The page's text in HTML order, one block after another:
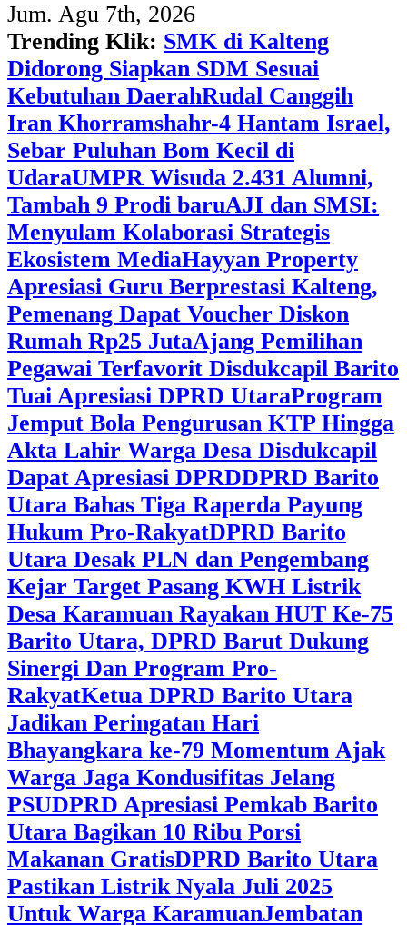
Jum. Agu 7th, 2026
Trending Klik: SMK di Kalteng
Didorong Siapkan SDM Sesuai
Kebutuhan DaerahRudal Canggih
Iran Khorramshahr-4 Hantam Israel,
Sebar Puluhan Bom Kecil di
UdaraUMPR Wisuda 2.431 Alumni,
Tambah 9 Prodi baruAJI dan SMSI:
Menyulam Kolaborasi Strategis
Ekosistem MediaHayyan Property
Apresiasi Guru Berprestasi Kalteng,
Pemenang Dapat Voucher Diskon
Rumah Rp25 JutaAjang Pemilihan
Pegawai Terfavorit Disdukcapil Barito
Tuai Apresiasi DPRD UtaraProgram
Jemput Bola Pengurusan KTP Hingga
Akta Lahir Warga Desa Disdukcapil
Dapat Apresiasi DPRDDPRD Barito
Utara Bahas Tiga Raperda Payung
Hukum Pro-RakyatDPRD Barito
Utara Desak PLN dan Pengembang
Kejar Target Pasang KWH Listrik
Desa Karamuan Rayakan HUT Ke-75
Barito Utara, DPRD Barut Dukung
Sinergi Dan Program Pro-
RakyatKetua DPRD Barito Utara
Jadikan Peringatan Hari
Bhayangkara ke-79 Momentum Ajak
Warga Jaga Kondusifitas Jelang
PSUDPRD Apresiasi Pemkab Barito
Utara Bagikan 10 Ribu Porsi
Makanan GratisDPRD Barito Utara
Pastikan Listrik Nyala Juli 2025
Untuk Warga KaramuanJembatan